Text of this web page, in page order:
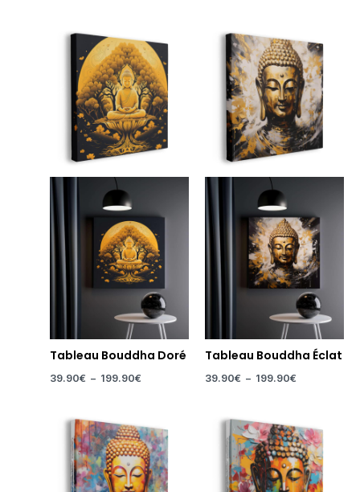
Tableau Bouddha Doré
39.90€ – 199.90€
de
prix :
39.90€
à
199.90€
Tableau Bouddha Éclat
39.90€ – 199.90€
de
prix :
39.90€
à
199.90€
de
prix :
39.90€
à
199.90€
de
prix :
39.90€
à
199.90€